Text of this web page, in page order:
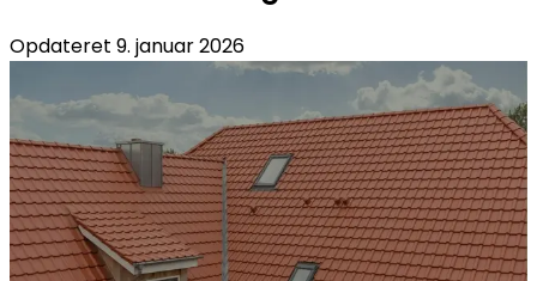
Opdateret 9. januar 2026